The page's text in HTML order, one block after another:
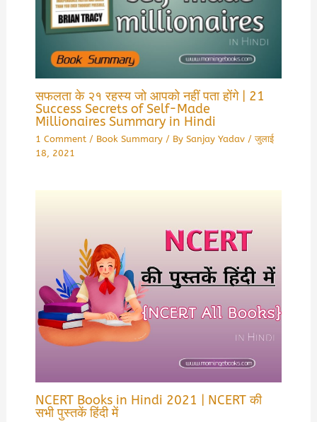
सफलता के २१ रहस्य जो आपको नहीं पता होंगे | 21
Success Secrets of Self-Made
Millionaires Summary in Hindi
1 Comment / Book Summary/ By Sanjay Yadav /जुलाई
18, 2021
NCERT Books in Hindi 2021 | NCERT की
सभी पुस्तकें हिंदी में